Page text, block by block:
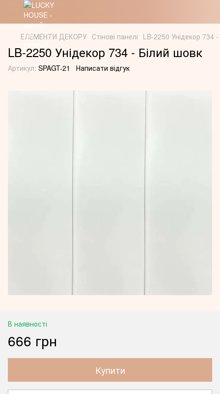
ЕЛЕМЕНТИ ДЕКОРУ Стінові панелі LB-2250 Унідекор 734
LB-2250 Унідекор 734 - Білий шовк
Артикул: SPAGT-21 Написати відгук
В наявності
666 грн
Купити